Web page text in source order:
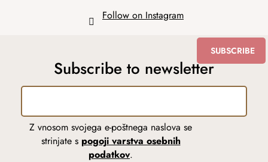
Follow on Instagram
Subscribe to newsletter
Z vnosom svojega e-poštnega naslova se
strinjate s pogoji varstva osebnih
podatkov.
SUBSCRIBE